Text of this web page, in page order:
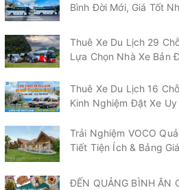
Bình Đời Mới, Giá Tốt
Thuê Xe Du Lịch 29
Lựa Chọn Nhà Xe Bản
Thuê Xe Du Lịch 16
Kinh Nghiệm Đặt Xe Uy
Trải Nghiệm VOCO
Tiết Tiện Ích & Bảng
ĐẾN QUẢNG BÌNH ĂN